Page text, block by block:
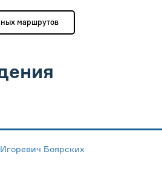
маршрутов
Боярских